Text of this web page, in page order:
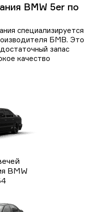
BMW 5er по
специализируется
БМВ. Это
запас
качество
BMW